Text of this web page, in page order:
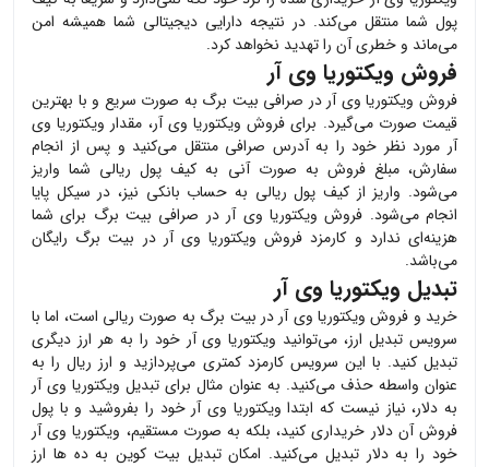
پول شما منتقل می‌کند. در نتیجه دارایی دیجیتالی شما همیشه امن
می‌ماند و خطری آن را تهدید نخواهد کرد.
فروش ویکتوریا وی آر
فروش ویکتوریا وی آر در صرافی بیت برگ به صورت سریع و با بهترین
قیمت صورت می‌گیرد. برای فروش ویکتوریا وی آر، مقدار ویکتوریا وی
آر مورد نظر خود را به آدرس صرافی منتقل می‌کنید و پس از انجام
سفارش، مبلغ فروش به صورت آنی به کیف پول ریالی شما واریز
می‌شود. واریز از کیف پول ریالی به حساب بانکی نیز، در سیکل پایا
انجام می‌شود. فروش ویکتوریا وی آر در صرافی بیت برگ برای شما
هزینه‌ای ندارد و کارمزد فروش ویکتوریا وی آر در بیت برگ رایگان
می‌باشد.
تبدیل ویکتوریا وی آر
خرید و فروش ویکتوریا وی آر در بیت برگ به صورت ریالی است، اما با
سرویس تبدیل ارز، می‌توانید ویکتوریا وی آر خود را به هر ارز دیگری
تبدیل کنید. با این سرویس کارمزد کمتری می‌پردازید و ارز ریال را به
عنوان واسطه حذف می‌کنید. به عنوان مثال برای تبدیل ویکتوریا وی آر
به دلار، نیاز نیست که ابتدا ویکتوریا وی آر خود را بفروشید و با پول
فروش آن دلار خریداری کنید، بلکه به صورت مستقیم، ویکتوریا وی آر
خود را به دلار تبدیل می‌کنید. امکان تبدیل بیت کوین به ده ها ارز